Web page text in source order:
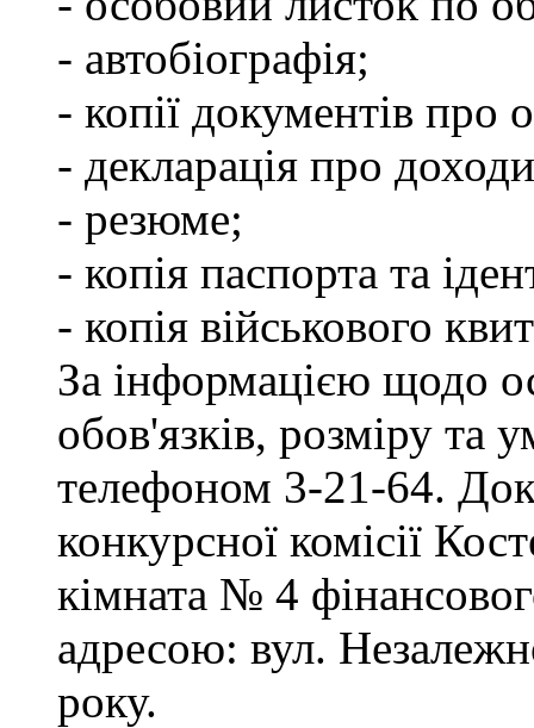
- автобіографія;
- копії документів про
- декларація про
- резюме;
- копія паспорта та
- копія військового
За інформацією щодо
обов'язків, розміру та
телефоном 3-21-64.
конкурсної комісії
кімната № 4
адресою: вул.
року.